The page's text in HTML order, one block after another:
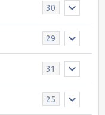
30
29
31
25